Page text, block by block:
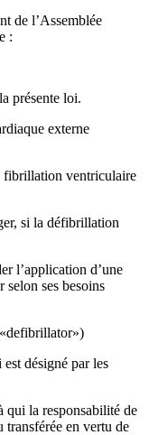
de l’Assemblée
:
présente loi.
externe
fibrillation ventriculaire
si la défibrillation
l’application d’une
selon ses besoins
désigné par les
qui la responsabilité de
transférée en vertu de